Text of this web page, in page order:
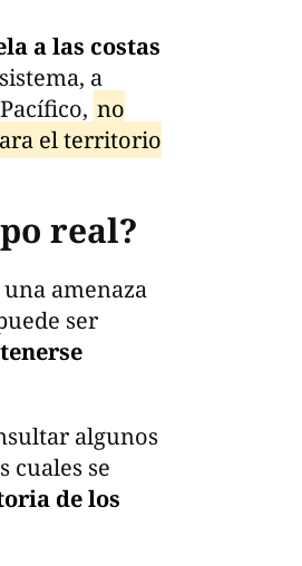
a las costas
a
no
el territorio
real?
amenaza
ser
algunos
cuales se
de los